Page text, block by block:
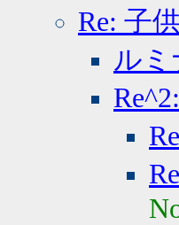
Re: 子
ルミ